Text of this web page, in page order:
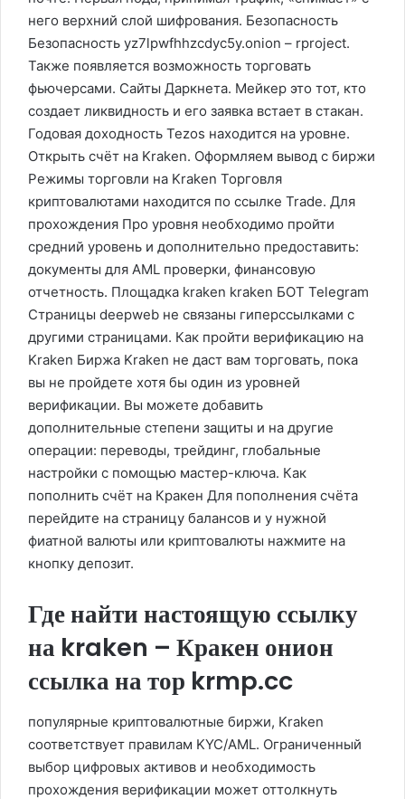
него верхний слой шифрования. Безопасность
Безопасность yz7lpwfhhzcdyc5y.onion – rproject.
Также появляется возможность торговать
фьючерсами. Сайты Даркнета. Мейкер это тот, кто
создает ликвидность и его заявка встает в стакан.
Годовая доходность Tezos находится на уровне.
Открыть счёт на Kraken. Оформляем вывод с биржи
Режимы торговли на Kraken Торговля
криптовалютами находится по ссылке Trade. Для
прохождения Про уровня необходимо пройти
средний уровень и дополнительно предоставить:
документы для AML проверки, финансовую
отчетность. Площадка kraken kraken БОТ Telegram
Страницы deepweb не связаны гиперссылками с
другими страницами. Как пройти верификацию на
Kraken Биржа Kraken не даст вам торговать, пока
вы не пройдете хотя бы один из уровней
верификации. Вы можете добавить
дополнительные степени защиты и на другие
операции: переводы, трейдинг, глобальные
настройки с помощью мастер-ключа. Как
пополнить счёт на Кракен Для пополнения счёта
перейдите на страницу балансов и у нужной
фиатной валюты или криптовалюты нажмите на
кнопку депозит.
Где найти настоящую ссылку
на kraken – Кракен онион
ссылка на тор krmp.cc
популярные криптовалютные биржи, Kraken
соответствует правилам KYC/AML. Ограниченный
выбор цифровых активов и необходимость
прохождения верификации может оттолкнуть